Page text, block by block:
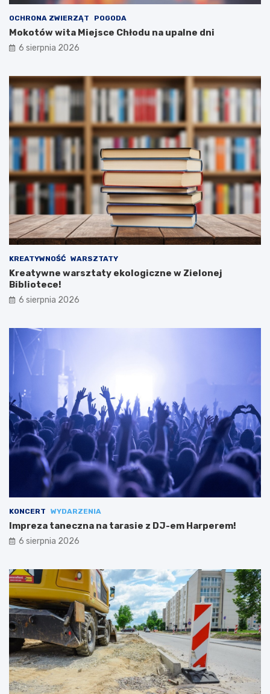
OCHRONA ZWIERZĄT POGODA
Mokotów wita Miejsce Chłodu na upalne dni
6 sierpnia 2026
KREATYWNOŚĆ WARSZTATY
Kreatywne warsztaty ekologiczne w Zielonej
Bibliotece!
6 sierpnia 2026
KONCERT WYDARZENIA
Impreza taneczna na tarasie z DJ-em Harperem!
6 sierpnia 2026